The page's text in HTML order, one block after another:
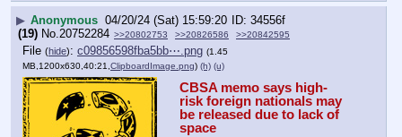
▶ Anonymous 04/20/24 (Sat) 15:59:20
34556f
(19) No.20752284 >>20802753 >>20826586 >>20842595
File (hide): c09856598fba5bb⋯.png (1.45
MB,1200x630,40:21, ClipboardImage.png) (h) (u)
CBSA memo says high-
risk foreign nationals may
be released due to lack of
space